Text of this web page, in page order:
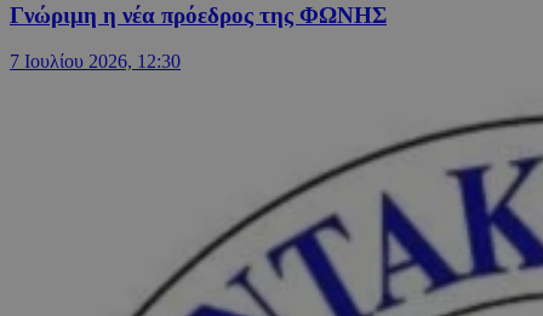
Γνώριμη η νέα πρόεδρος της ΦΩΝΗΣ
7 Ιουλίου 2026, 12:30